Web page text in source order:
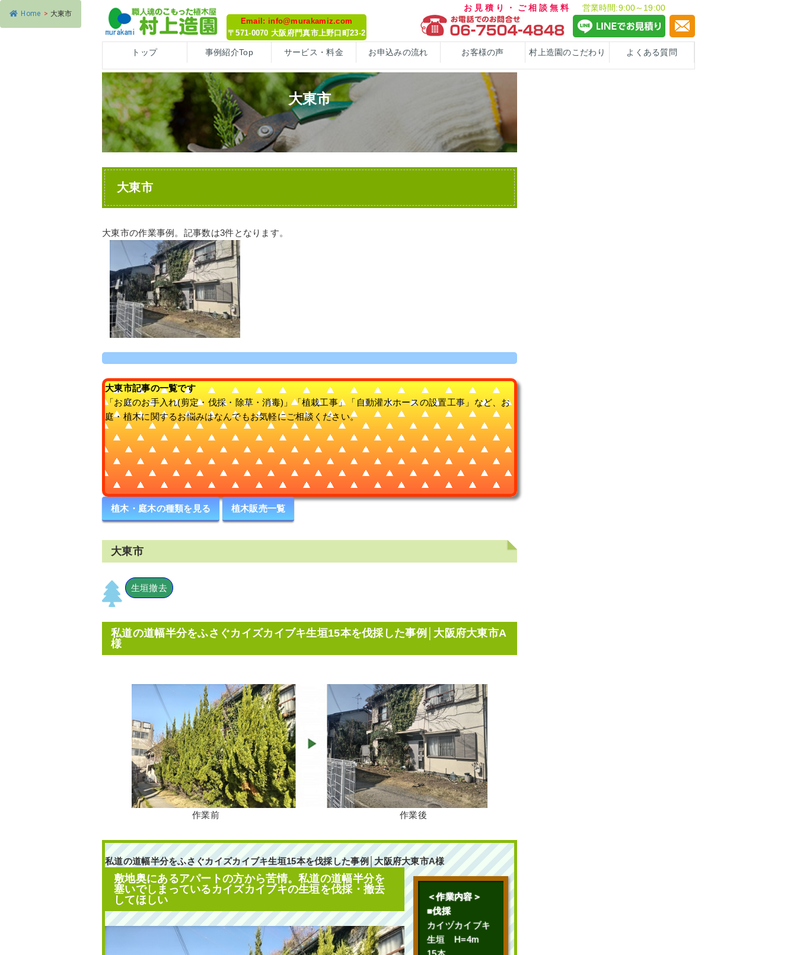
Email: info@murakamiz.com
〒571-0070 大阪府門真市上野口町23-2
お見積り・ご相談無料 営業時間:9:00～19:00
トップ 事例紹介Top サービス・料金 お申込みの流れ お客様の声 村上造園のこだわり よくある質問
Home > 大東市
大東市
大東市
大東市の作業事例。記事数は3件となります。
大東市記事の一覧です
「お庭のお手入れ(剪定・伐採・除草・消毒)」「植栽工事」「自動灌水ホースの設置工事」など、お
庭・植木に関するお悩みはなんでもお気軽にご相談ください。
植木・庭木の種類を見る 植木販売一覧
大東市
生垣撤去
私道の道幅半分をふさぐカイズカイブキ生垣15本を伐採した事例│大阪府大東市A
様
作業前 作業後
私道の道幅半分をふさぐカイズカイブキ生垣15本を伐採した事例│大阪府大東市A様
敷地奥にあるアパートの方から苦情。私道の道幅半分を
塞いでしまっているカイズカイブキの生垣を伐採・撤去
してほしい
＜作業内容＞
■伐採
カイヅカイブキ
生垣 H=4m